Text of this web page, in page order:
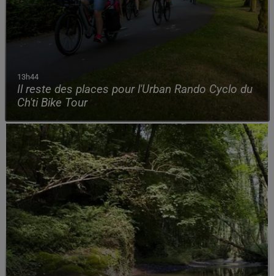
13h44
Il reste des places pour l'Urban Rando Cyclo du
Ch'ti Bike Tour